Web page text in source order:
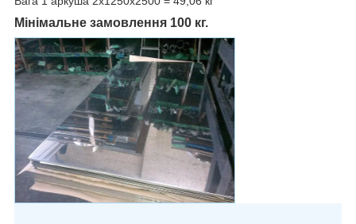
Мінімальне замовлення 100 кг.